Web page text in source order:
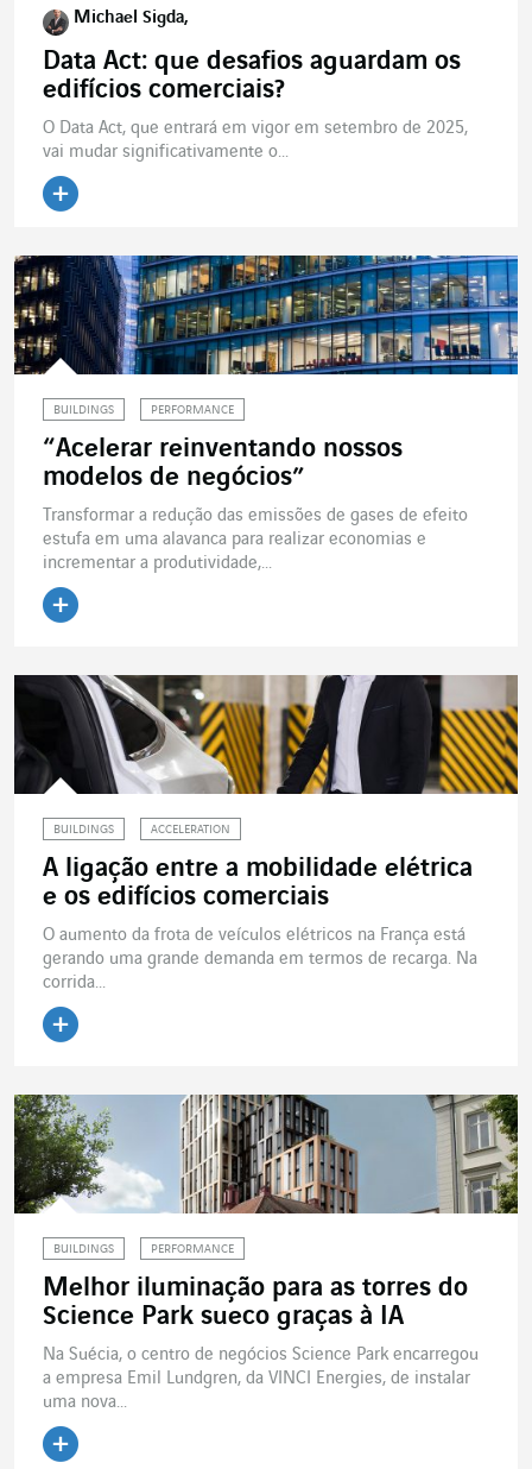
Michael Sigda,
Data Act: que desafios aguardam os
edifícios comerciais?
O Data Act, que entrará em vigor em setembro de 2025,
vai mudar significativamente o...
BUILDINGS PERFORMANCE
“Acelerar reinventando nossos
modelos de negócios”
Transformar a redução das emissões de gases de efeito
estufa em uma alavanca para realizar economias e
incrementar a produtividade,...
BUILDINGS ACCELERATION
A ligação entre a mobilidade elétrica
e os edifícios comerciais
O aumento da frota de veículos elétricos na França está
gerando uma grande demanda em termos de recarga. Na
corrida...
BUILDINGS PERFORMANCE
Melhor iluminação para as torres do
Science Park sueco graças à IA
Na Suécia, o centro de negócios Science Park encarregou
a empresa Emil Lundgren, da VINCI Energies, de instalar
uma nova...